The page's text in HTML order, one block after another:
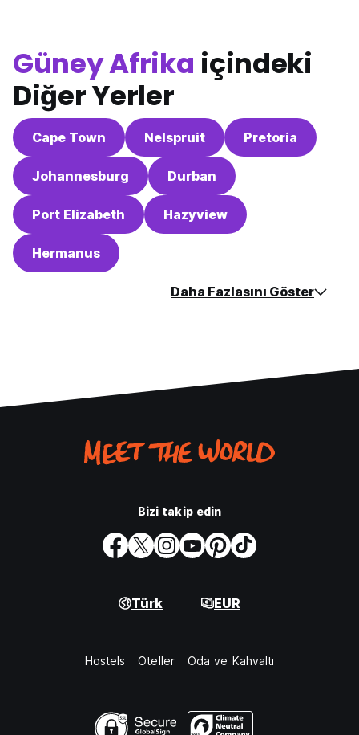
Güney Afrika içindeki
Diğer Yerler
Cape Town Nelspruit Pretoria
Johannesburg Durban
Port Elizabeth Hazyview
Hermanus
Daha Fazlasını Göster
Bizi takip edin
Türk EUR
Hostels Oteller Oda ve Kahvaltı